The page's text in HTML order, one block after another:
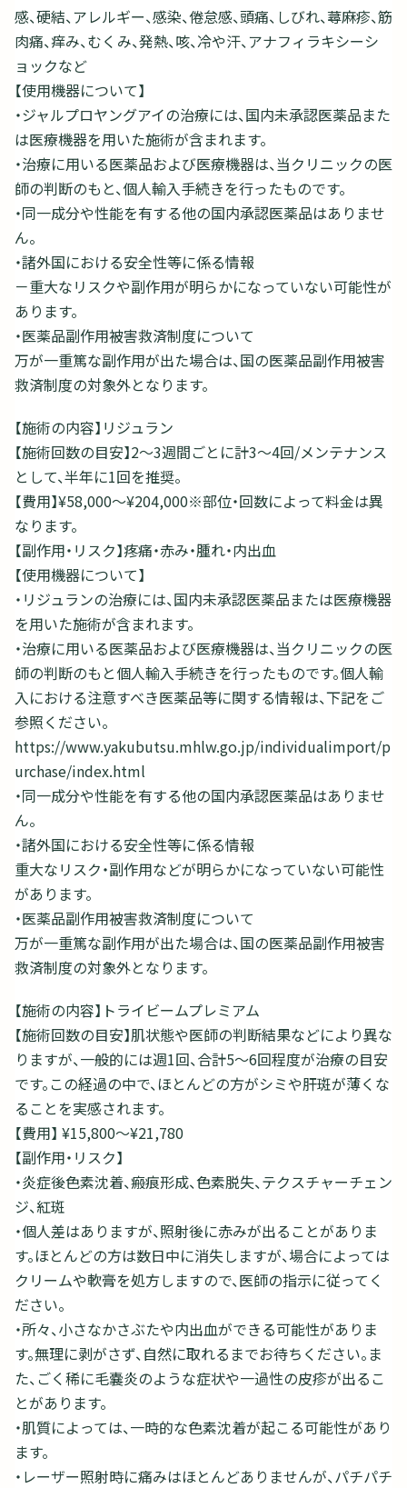
感、硬結、アレルギー、感染、倦怠感、頭痛、しびれ、蕁麻疹、筋
肉痛、痒み、むくみ、発熱、咳、冷や汗、アナフィラキシーシ
ョックなど
【使用機器について】
・ジャルプロヤングアイの治療には、国内未承認医薬品また
は医療機器を用いた施術が含まれます。
・治療に用いる医薬品および医療機器は、当クリニックの医
師の判断のもと、個人輸入手続きを行ったものです。
・同一成分や性能を有する他の国内承認医薬品はありませ
ん。
・諸外国における安全性等に係る情報
－重大なリスクや副作用が明らかになっていない可能性が
あります。
・医薬品副作用被害救済制度について
万が一重篤な副作用が出た場合は、国の医薬品副作用被害
救済制度の対象外となります。
【施術の内容】リジュラン
【施術回数の目安】2〜3週間ごとに計3～4回/メンテナンス
として、半年に1回を推奨。
【費用】¥58,000〜¥204,000※部位・回数によって料金は異
なります。
【副作用・リスク】疼痛・赤み・腫れ・内出血
【使用機器について】
・リジュランの治療には、国内未承認医薬品または医療機器
を用いた施術が含まれます。
・治療に用いる医薬品および医療機器は、当クリニックの医
師の判断のもと個人輸入手続きを行ったものです。個人輸
入における注意すべき医薬品等に関する情報は、下記をご
参照ください。
https://www.yakubutsu.mhlw.go.jp/individualimport/p
urchase/index.html
・同一成分や性能を有する他の国内承認医薬品はありませ
ん。
・諸外国における安全性等に係る情報
重大なリスク・副作用などが明らかになっていない可能性
があります。
・医薬品副作用被害救済制度について
万が一重篤な副作用が出た場合は、国の医薬品副作用被害
救済制度の対象外となります。
【施術の内容】トライビームプレミアム
【施術回数の目安】肌状態や医師の判断結果などにより異な
りますが、一般的には週1回、合計5～6回程度が治療の目安
です。この経過の中で、ほとんどの方がシミや肝斑が薄くな
ることを実感されます。
【費用】 ¥15,800〜¥21,780
【副作用・リスク】
・炎症後色素沈着、瘢痕形成、色素脱失、テクスチャーチェン
ジ、紅斑
・個人差はありますが、照射後に赤みが出ることがありま
す。ほとんどの方は数日中に消失しますが、場合によっては
クリームや軟膏を処方しますので、医師の指示に従ってく
ださい。
・所々、小さなかさぶたや内出血ができる可能性がありま
す。無理に剥がさず、自然に取れるまでお待ちください。ま
た、ごく稀に毛嚢炎のような症状や一過性の皮疹が出るこ
とがあります。
・肌質によっては、一時的な色素沈着が起こる可能性があり
ます。
・レーザー照射時に痛みはほとんどありませんが、パチパチ